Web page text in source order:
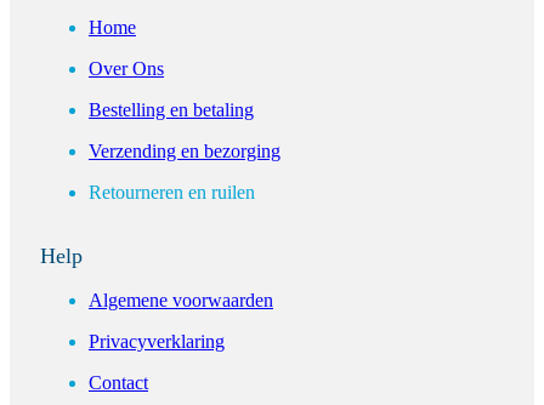
Home
Over Ons
Bestelling en betaling
Verzending en bezorging
Retourneren en ruilen
Help
Algemene voorwaarden
Privacyverklaring
Contact